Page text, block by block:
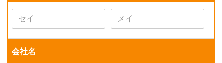
会社名